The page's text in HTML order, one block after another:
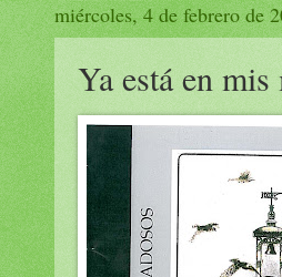
miércoles, 4 de febrero de
Ya está en mis